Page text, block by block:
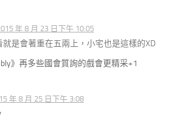
年 8 月 23 日下午 10:05
就是會著重在五兩上，小宅也是這樣的XD
》再多些國會質詢的戲會更精采+1
年 8 月 25 日下午 3:08